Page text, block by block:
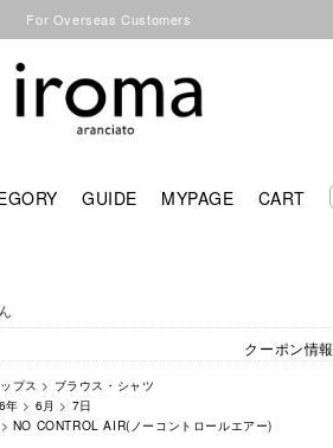
For Overseas Customers
GUIDE MYPAGE CART
クーポン情報
プス > ブラウス・シャツ
年 > 6月 > 7日
> NO CONTROL AIR(ノーコントロールエアー)